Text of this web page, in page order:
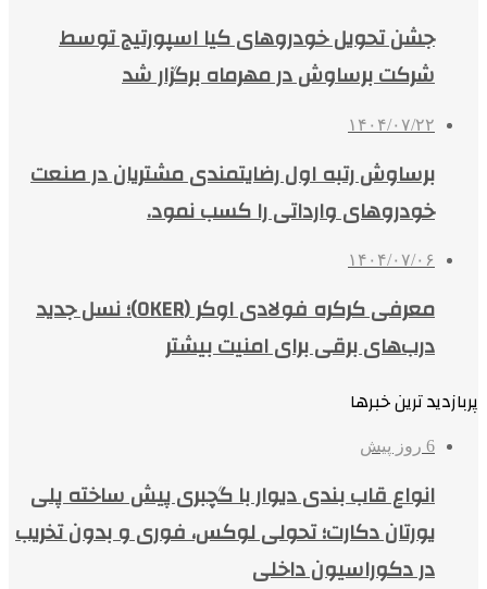
جشن تحویل خودروهای کیا اسپورتیج توسط
شرکت برساوش در مهرماه برگزار شد
۱۴۰۴/۰۷/۲۲
برساوش رتبه اول رضایتمندی مشتریان در صنعت
خودروهای وارداتی را کسب نمود.
۱۴۰۴/۰۷/۰۶
معرفی کرکره فولادی اوکر (OKER)؛ نسل جدید
درب‌های برقی برای امنیت بیشتر
پربازدید ترین خبرها
6 روز پیش
انواع قاب بندی دیوار با گچبری پیش ساخته پلی
یورتان دکارت؛ تحولی لوکس، فوری و بدون تخریب
در دکوراسیون داخلی